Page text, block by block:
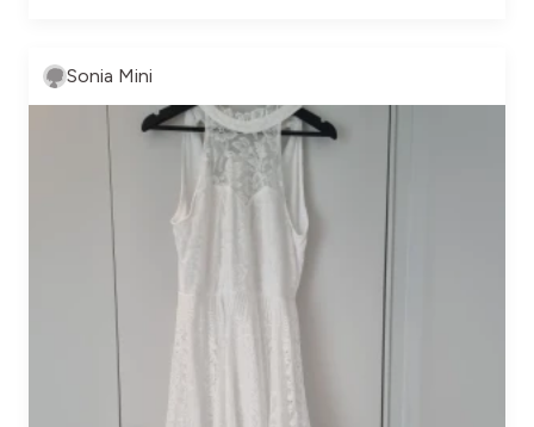
Sonia Mini